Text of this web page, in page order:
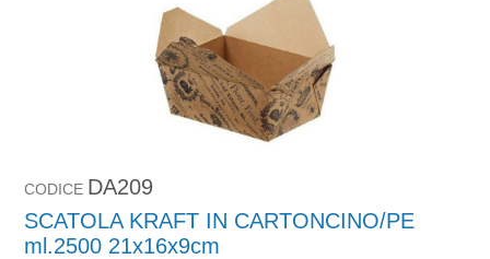
CODICE DA209
SCATOLA KRAFT IN CARTONCINO/PE
ml.2500 21x16x9cm